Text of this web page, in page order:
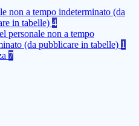
non a tempo indeterminato (da
in tabelle) 4
personale non a tempo
(da pubblicare in tabelle) 1
7